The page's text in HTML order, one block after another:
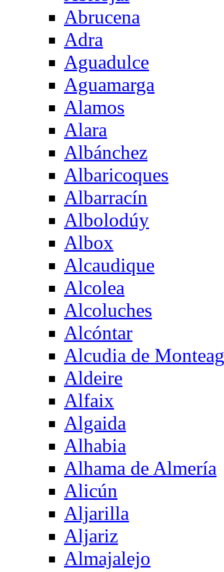
Abrucena
Adra
Aguadulce
Aguamarga
Alamos
Alara
Albánchez
Albaricoques
Albarracín
Albolodúy
Albox
Alcaudique
Alcolea
Alcoluches
Alcóntar
Alcudia de
Aldeire
Alfaix
Algaida
Alhabia
Alhama de Almería
Alicún
Aljarilla
Aljariz
Almajalejo